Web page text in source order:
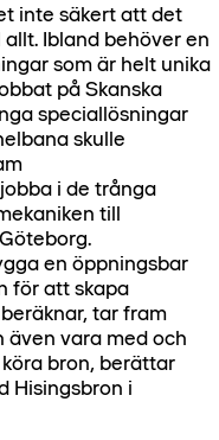
inte säkert att det
Ibland behöver en
som är helt unika
på Skanska
speciallösningar
skulle
i de trånga
till
en öppningsbar
för att skapa
tar fram
även vara med och
bron, berättar
Hisingsbron i